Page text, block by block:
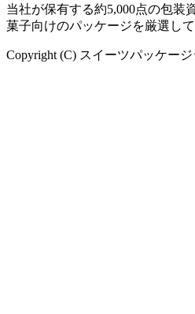
当社が保有する約5,000点の包装
菓子向けのパッケージを厳選し
Copyright (C) スイーツパッケージ